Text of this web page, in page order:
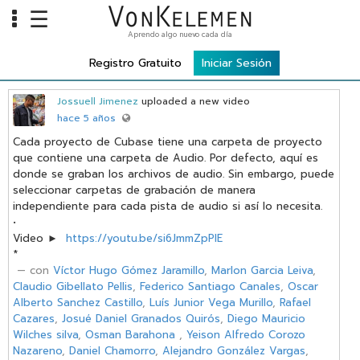
Home
Cursos
Carreras
Costos
Tools
VKTV
vLearn
vTalk
vKonnect
☰ Aprendo algo nuevo cada día
Registro Gratuito Iniciar Sesión
Jossuell Jimenez uploaded a new video
hace 5 años
Cada proyecto de Cubase tiene una carpeta de proyecto
que contiene una carpeta de Audio. Por defecto, aquí es
donde se graban los archivos de audio. Sin embargo, puede
seleccionar carpetas de grabación de manera
independiente para cada pista de audio si así lo necesita.
•
Video ►
https://youtu.be/si6JmmZpPlE
*
‏ — con Víctor Hugo Gómez Jaramillo, Marlon Garcia Leiva,
Claudio Gibellato Pellis, Federico Santiago Canales, Oscar
Alberto Sanchez Castillo, Luís Junior Vega Murillo, Rafael
Cazares, Josué Daniel Granados Quirós, Diego Mauricio
Wilches silva, Osman Barahona , Yeison Alfredo Corozo
Nazareno, Daniel Chamorro, Alejandro González Vargas,